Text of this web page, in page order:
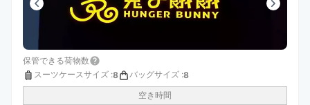
保管できる荷物数
スーツケースサイズ :8 バッグサイズ :8
空き時間